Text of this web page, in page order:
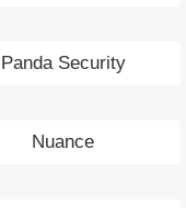
Panda Security
Nuance